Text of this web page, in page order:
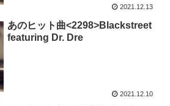
2021.12.13
あのヒット曲<2298>Blackstreet
featuring Dr. Dre
2021.12.10